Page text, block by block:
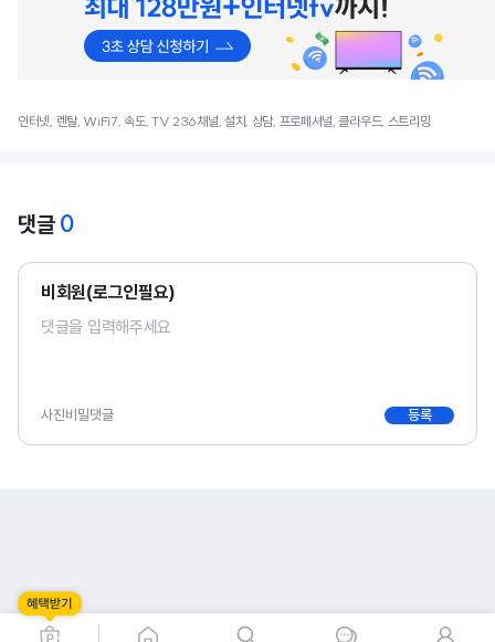
인터넷, 렌탈, WiFi7, 속도, TV 236채널, 설치, 상담, 프로페셔널, 클라우드, 스트리밍
댓글 0
비회원(로그인필요)
사진비밀댓글 등록